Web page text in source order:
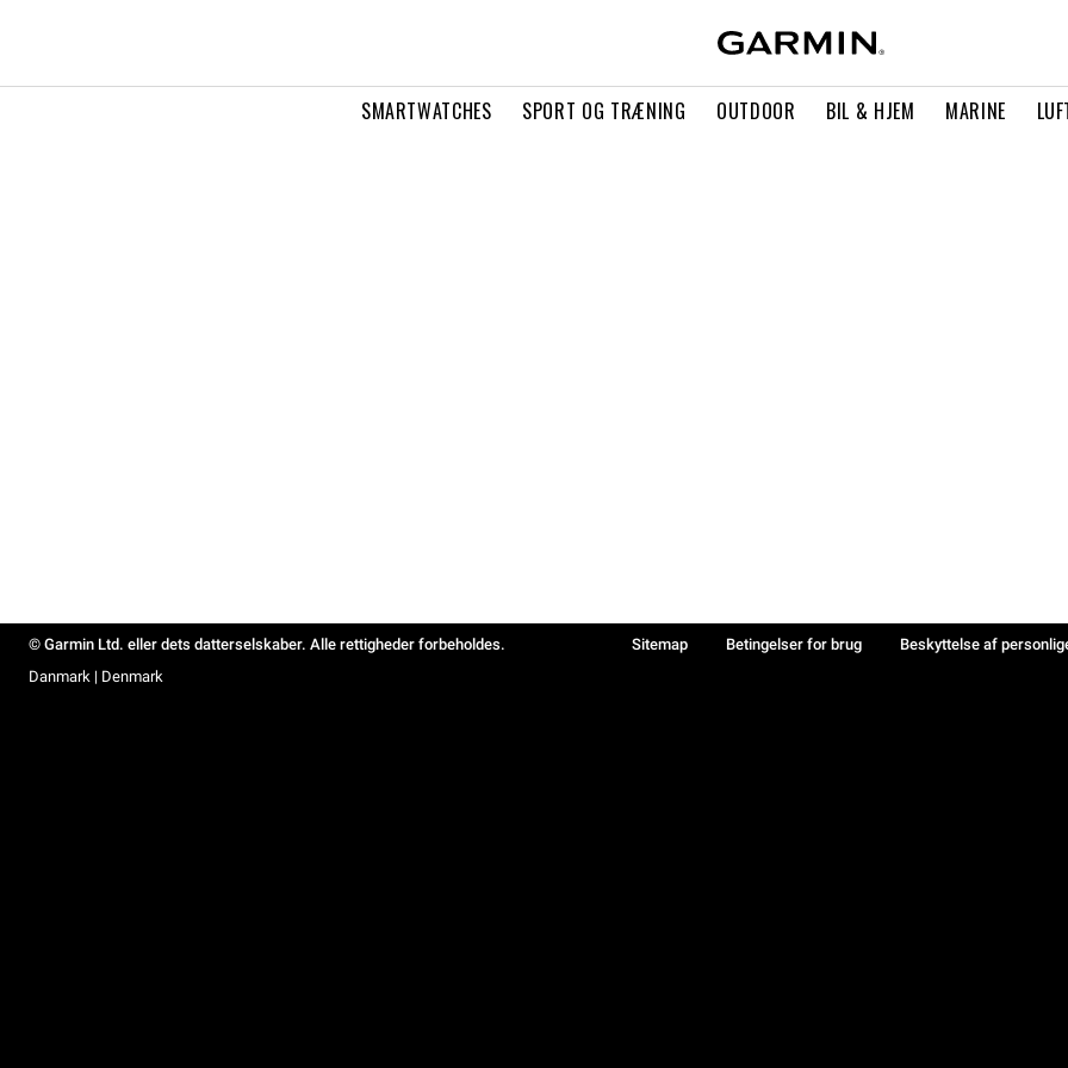
SMARTWATCHES SPORT OG TRÆNING OUTDOOR BIL & HJEM MARINE
© Garmin Ltd. eller dets datterselskaber. Alle rettigheder forbeholdes. Sitemap Betingelser for brug Beskyttelse af
Danmark | Denmark